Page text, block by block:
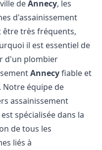
deAnnecy, les
d'assainissement
être très fréquents,
il est essentiel de
d'un plombier
Annecyfiable et
Notre équipe de
assainissement
est spécialisée dans la
de tous les
liés à